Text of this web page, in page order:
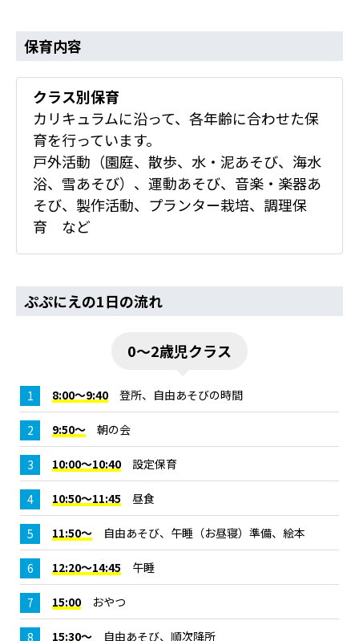
保育内容
クラス別保育
カリキュラムに沿って、各年齢に合わせた保
育を行っています。
戸外活動（園庭、散歩、水・泥あそび、海水
浴、雪あそび）、運動あそび、音楽・楽器あ
そび、製作活動、プランター栽培、調理保
育 など
ぷぷにえの1日の流れ
0～2歳児クラス
8:00～9:40 登所、自由あそびの時間
9:50～ 朝の会
10:00～10:40 設定保育
10:50～11:45 昼食
11:50～ 自由あそび、午睡（お昼寝）準備、絵本
12:20～14:45 午睡
15:00 おやつ
15:30～ 自由あそび、順次降所